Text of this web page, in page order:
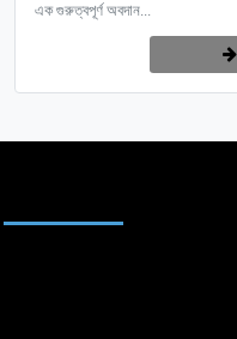
এক গুরুত্বপূর্ণ অবদান...